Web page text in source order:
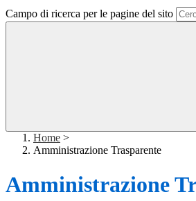
Campo di ricerca per le pagine del sito
Home >
Amministrazione Trasparente
Amministrazione